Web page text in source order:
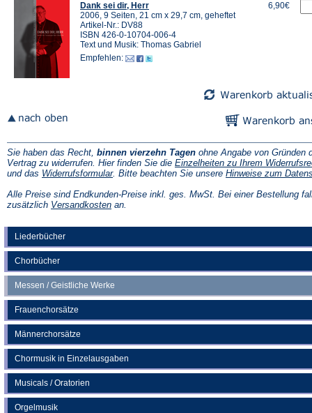
Liederbücher
Chorbücher
Messen / Geistliche Werke
Frauenchorsätze
Männerchorsätze
Chormusik in Einzelausgaben
Musicals / Oratorien
Orgelmusik
Dank sei dir, Herr
2006, 9 Seiten, 21 cm x 29,7 cm, geheftet
Artikel-Nr.: DV88
ISBN 426-0-10704-006-4
Text und Musik: Thomas Gabriel
Empfehlen:
6,90€
Sie haben das Recht, binnen vierzehn Tagen ohne Angabe von Gründen
Vertrag zu widerrufen. Hier finden Sie die Einzelheiten zu Ihrem
und das Widerrufsformular(Öffnet
einem
neuen
. Bitte beachten Sie unsere Hinweise zum
Alle Preise sind Endkunden-Preise inkl. ges. MwSt. Bei einer Bestellung
zusätzlich Versandkosten(Öffnet
an.